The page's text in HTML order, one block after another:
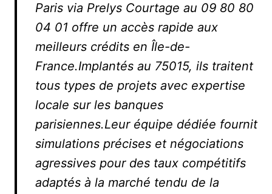
Paris via Prelys Courtage au 09 80 80
04 01 offre un accès rapide aux
meilleurs crédits en Île-de-
France.Implantés au 75015, ils traitent
tous types de projets avec expertise
locale sur les banques
parisiennes.Leur équipe dédiée fournit
simulations précises et négociations
agressives pour des taux compétitifs
adaptés à la marché tendu de la